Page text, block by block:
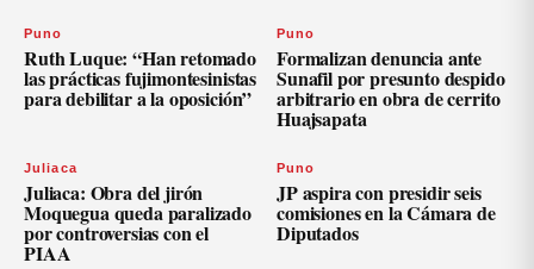
Puno
Ruth Luque: “Han retomado
las prácticas fujimontesinistas
para debilitar a la oposición”
Puno
Formalizan denuncia ante
Sunafil por presunto despido
arbitrario en obra de cerrito
Huajsapata
Juliaca
Juliaca: Obra del jirón
Moquegua queda paralizado
por controversias con el
PIAA
Puno
JP aspira con presidir seis
comisiones en la Cámara de
Diputados